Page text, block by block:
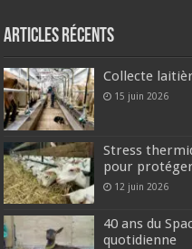
Articles récents
Collecte
15 juin 2026
Stress
pour
12 juin 2026
40 ans du
quotidienne